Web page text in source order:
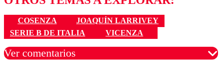
COSENZA
JOAQUÍN LARRIVEY
SERIE B DE ITALIA
VICENZA
Ver comentarios